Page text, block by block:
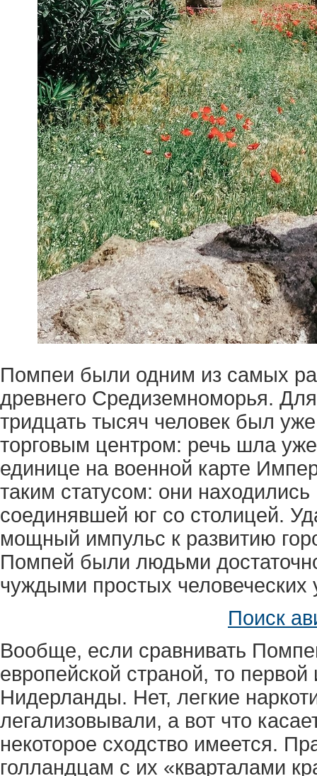
Помпеи были одним из самых
древнего Средиземноморья.
тридцать тысяч человек был
торговым центром: речь шла
единице на военной карте
таким статусом: они
соединявшей юг со столицей.
мощный импульс к развитию
Помпей были людьми
чуждыми простых человеческих
Поиск
Вообще, если сравнивать
европейской страной, то
Нидерланды. Нет, легкие
легализовывали, а вот что
некоторое сходство имеется.
голландцам с их «кварталами